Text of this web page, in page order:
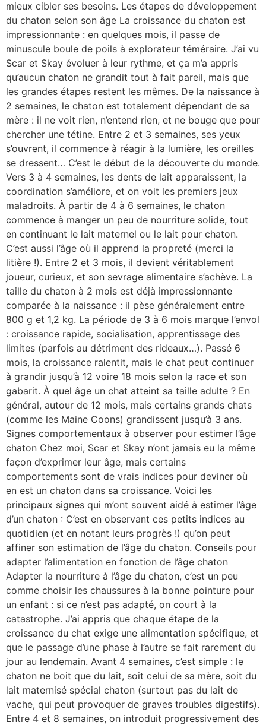
mieux cibler ses besoins. Les étapes de développement
du chaton selon son âge La croissance du chaton est
impressionnante : en quelques mois, il passe de
minuscule boule de poils à explorateur téméraire. J’ai vu
Scar et Skay évoluer à leur rythme, et ça m’a appris
qu’aucun chaton ne grandit tout à fait pareil, mais que
les grandes étapes restent les mêmes. De la naissance à
2 semaines, le chaton est totalement dépendant de sa
mère : il ne voit rien, n’entend rien, et ne bouge que pour
chercher une tétine. Entre 2 et 3 semaines, ses yeux
s’ouvrent, il commence à réagir à la lumière, les oreilles
se dressent… C’est le début de la découverte du monde.
Vers 3 à 4 semaines, les dents de lait apparaissent, la
coordination s’améliore, et on voit les premiers jeux
maladroits. À partir de 4 à 6 semaines, le chaton
commence à manger un peu de nourriture solide, tout
en continuant le lait maternel ou le lait pour chaton.
C’est aussi l’âge où il apprend la propreté (merci la
litière !). Entre 2 et 3 mois, il devient véritablement
joueur, curieux, et son sevrage alimentaire s’achève. La
taille du chaton à 2 mois est déjà impressionnante
comparée à la naissance : il pèse généralement entre
800 g et 1,2 kg. La période de 3 à 6 mois marque l’envol
: croissance rapide, socialisation, apprentissage des
limites (parfois au détriment des rideaux…). Passé 6
mois, la croissance ralentit, mais le chat peut continuer
à grandir jusqu’à 12 voire 18 mois selon la race et son
gabarit. À quel âge un chat atteint sa taille adulte ? En
général, autour de 12 mois, mais certains grands chats
(comme les Maine Coons) grandissent jusqu’à 3 ans.
Signes comportementaux à observer pour estimer l’âge
chaton Chez moi, Scar et Skay n’ont jamais eu la même
façon d’exprimer leur âge, mais certains
comportements sont de vrais indices pour deviner où
en est un chaton dans sa croissance. Voici les
principaux signes qui m’ont souvent aidé à estimer l’âge
d’un chaton : C’est en observant ces petits indices au
quotidien (et en notant leurs progrès !) qu’on peut
affiner son estimation de l’âge du chaton. Conseils pour
adapter l’alimentation en fonction de l’âge chaton
Adapter la nourriture à l’âge du chaton, c’est un peu
comme choisir les chaussures à la bonne pointure pour
un enfant : si ce n’est pas adapté, on court à la
catastrophe. J’ai appris que chaque étape de la
croissance du chat exige une alimentation spécifique, et
que le passage d’une phase à l’autre se fait rarement du
jour au lendemain. Avant 4 semaines, c’est simple : le
chaton ne boit que du lait, soit celui de sa mère, soit du
lait maternisé spécial chaton (surtout pas du lait de
vache, qui peut provoquer de graves troubles digestifs).
Entre 4 et 8 semaines, on introduit progressivement des